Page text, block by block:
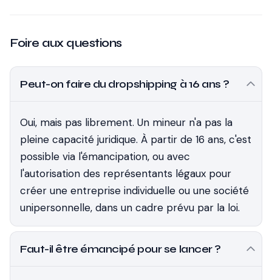
Foire aux questions
Peut-on faire du dropshipping à 16 ans ?
Oui, mais pas librement. Un mineur n'a pas la
pleine capacité juridique. À partir de 16 ans, c'est
possible via l'émancipation, ou avec
l'autorisation des représentants légaux pour
créer une entreprise individuelle ou une société
unipersonnelle, dans un cadre prévu par la loi.
Faut-il être émancipé pour se lancer ?